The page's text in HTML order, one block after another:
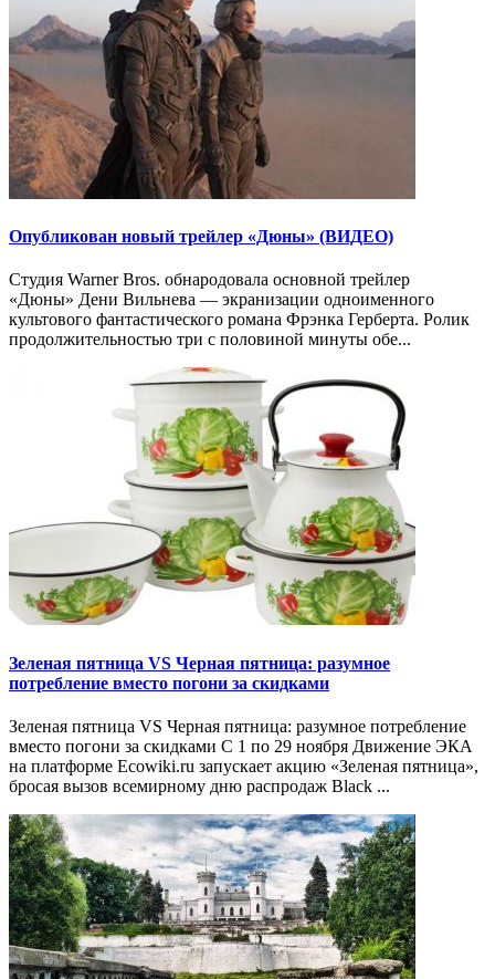
Опубликован новый трейлер «Дюны» (ВИДЕО)
Студия Warner Bros. обнародовала основной трейлер
«Дюны» Дени Вильнева — экранизации одноименного
культового фантастического романа Фрэнка Герберта. Ролик
продолжительностью три с половиной минуты обе...
Зеленая пятница VS Черная пятница: разумное
потребление вместо погони за скидками
Зеленая пятница VS Черная пятница: разумное потребление
вместо погони за скидками C 1 по 29 ноября Движение ЭКА
на платформе Ecowiki.ru запускает акцию «Зеленая пятница»,
бросая вызов всемирному дню распродаж Black ...